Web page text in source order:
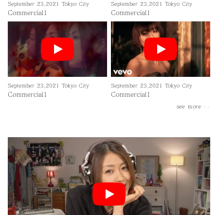
September 23,2021 Tokyo City
Commercial1
September 23,2021 Tokyo City
Commercial1
September 23,2021 Tokyo City
Commercial1
September 23,2021 Tokyo City
Commercial1
see ｍore >>